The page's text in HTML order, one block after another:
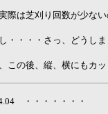
際は芝刈り回数が少な
・・・・さっ、どうしま
この後、縦、横にもカッ
・・・・・・・